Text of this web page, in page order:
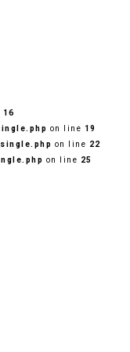
16
on line 19
on line 22
on line 25